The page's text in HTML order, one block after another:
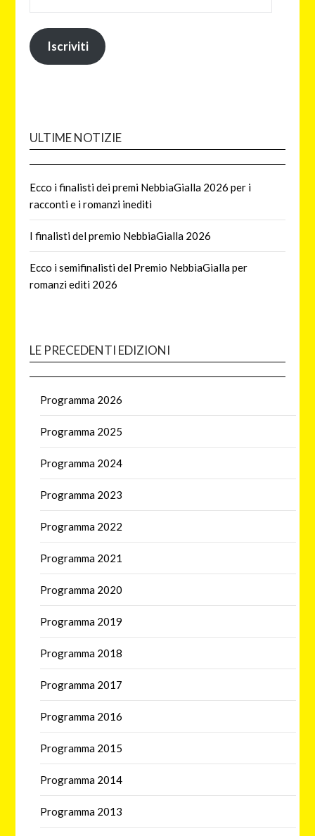
Iscriviti
ULTIME NOTIZIE
Ecco i finalisti dei premi NebbiaGialla 2026 per i
racconti e i romanzi inediti
I finalisti del premio NebbiaGialla 2026
Ecco i semifinalisti del Premio NebbiaGialla per
romanzi editi 2026
LE PRECEDENTI EDIZIONI
Programma 2026
Programma 2025
Programma 2024
Programma 2023
Programma 2022
Programma 2021
Programma 2020
Programma 2019
Programma 2018
Programma 2017
Programma 2016
Programma 2015
Programma 2014
Programma 2013